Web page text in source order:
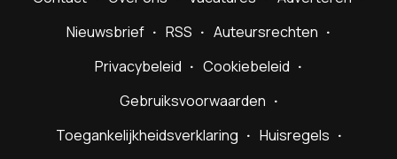
Nieuwsbrief
RSS
Auteursrechten
Privacybeleid
Cookiebeleid
Gebruiksvoorwaarden
Toegankelijkheidsverklaring
Huisregels